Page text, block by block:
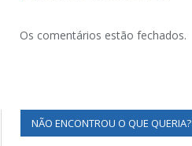
Os comentários estão fechados.
NÃO ENCONTROU O QUE QUERIA?